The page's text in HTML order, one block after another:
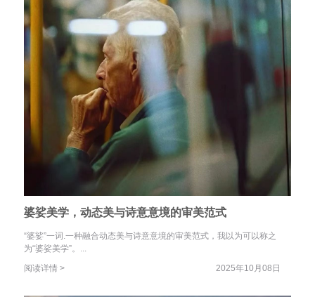
婆娑美学，动态美与诗意意境的审美范式
“婆娑”一词.一种融合动态美与诗意意境的审美范式，我以为可以称之
为“婆娑美学”。...
阅读详情 >
2025年10月08日